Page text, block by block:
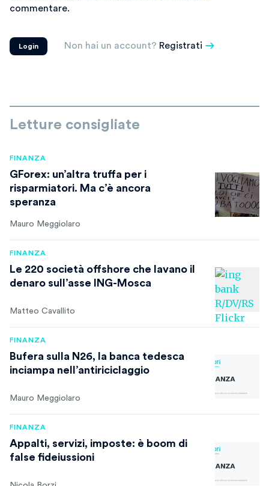
commentare.
Login Non hai un account? Registrati
Letture consigliate
FINANZA
GForex: un’altra truffa per i
risparmiatori. Ma c’è ancora
speranza
Mauro Meggiolaro
FINANZA
Le 220 società offshore che lavano il
denaro sull’asse ING-Mosca
Matteo Cavallito
FINANZA
Bufera sulla N26, la banca tedesca
inciampa nell’antiriciclaggio
Mauro Meggiolaro
FINANZA
Appalti, servizi, imposte: è boom di
false fideiussioni